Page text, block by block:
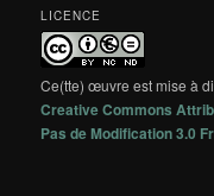
LICENCE
Ce(tte) œuvre est mise à
Creative Commons
Pas de Modification 3.0